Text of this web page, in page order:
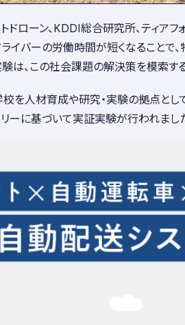
ローン、KDDI総合研究所、ティア
イバーの労働時間が短くなること
、この社会課題の解決策を模索す
を人材育成や研究・実験の拠点と
ーに基づいて実証実験が行われまし